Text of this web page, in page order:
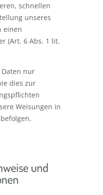
schnellen
unseres
einen
(Art. 6 Abs. 1 lit.
nur
dies zur
Weisungen in
und